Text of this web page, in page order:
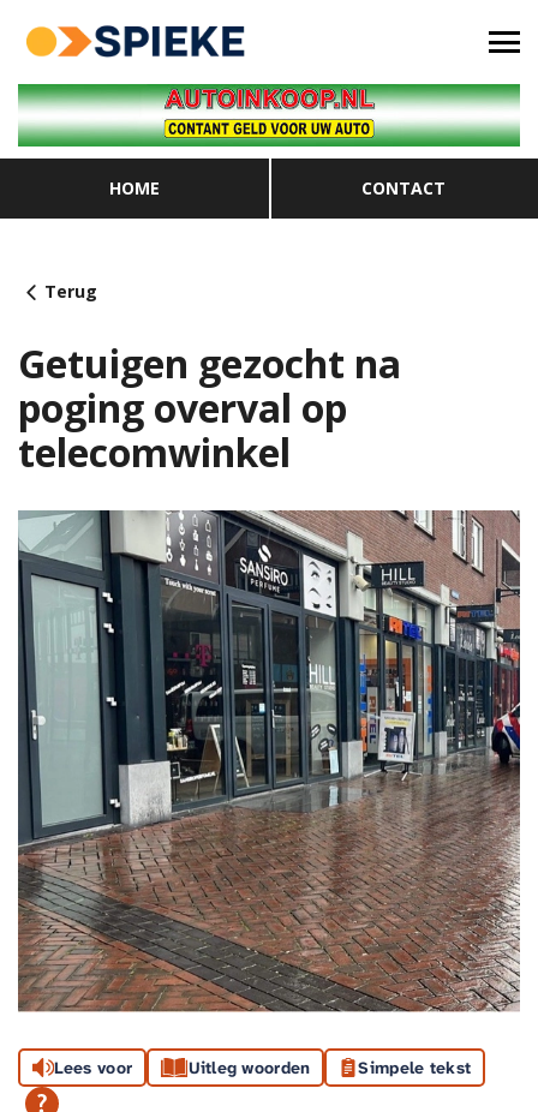
HOME CONTACT
Terug
Getuigen gezocht na
poging overval op
telecomwinkel
Lees voor Uitleg woorden Simpele tekst